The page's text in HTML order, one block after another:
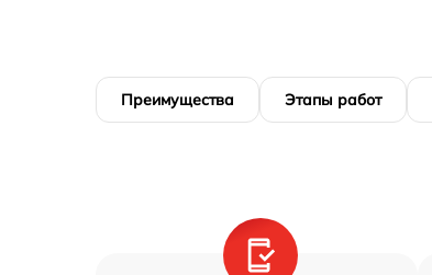
Преимущества Этапы работ